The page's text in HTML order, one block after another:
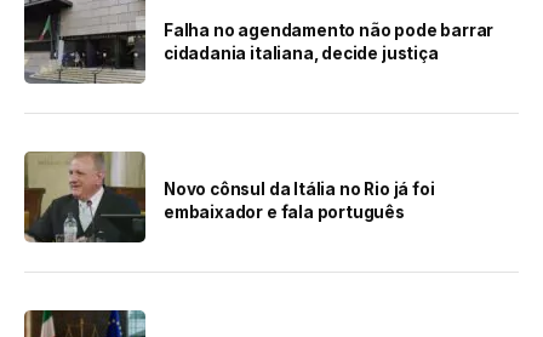
Falha no agendamento não pode barrar
cidadania italiana, decide justiça
Novo cônsul da Itália no Rio já foi
embaixador e fala português